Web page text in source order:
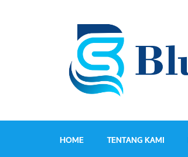
HOME TENTANG KAMI